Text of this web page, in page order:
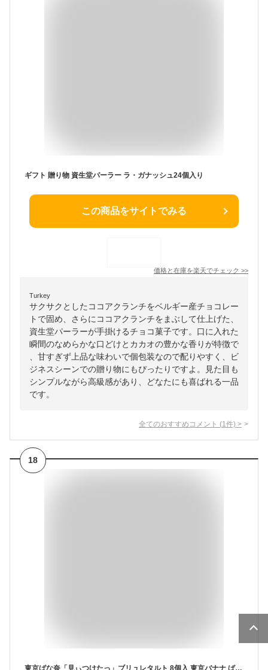
ギフト 贈り物 資生堂パーラー ラ・ガナッシュ24個入り
この商品をサイトでみる
価格と在庫を楽天でチェック >>
Turkey
サクサクとしたココアクランチをベルギー産チョコレー
トで固め、さらにココアクランチをまぶして仕上げた、
資生堂パーラーが手掛けるチョコ菓子です。口に入れた
瞬間のなめらかな口どけとカカオの豊かな香りが特徴で
、甘すぎず上品な味わいで個包装なので配りやすく、ビ
ジネスシーンでの贈り物にもぴったりですよ。見た目も
シンプルながら高級感があり、どなたにも喜ばれる一品
です。
全てのおすすめコメント (1 件) >
18
東京ばな奈「見ぃつけたっ」ブリュレタルト 8個入 東京バナナ ばなな お菓子 スイーツ ギフト プレゼント お中元 御中元 お歳暮 御歳暮 敬老の日 夏ギフト 洋菓子 ケーキ 東京お土産 お土産 贈り物 お返し